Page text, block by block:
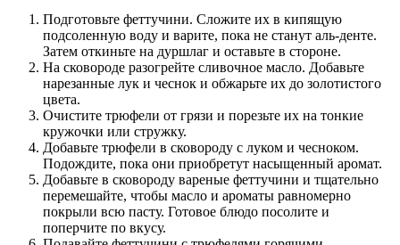
Подготовьте феттучини. Сложите их в кипящую
подсоленную воду и варите, пока не станут аль-денте.
Затем откиньте на дуршлаг и оставьте в стороне.
На сковороде разогрейте сливочное масло. Добавьте
нарезанные лук и чеснок и обжарьте их до золотистого
цвета.
Очистите трюфели от грязи и порезьте их на тонкие
кружочки или стружку.
Добавьте трюфели в сковороду с луком и чесноком.
Подождите, пока они приобретут насыщенный аромат.
Добавьте в сковороду вареные феттучини и тщательно
перемешайте, чтобы масло и ароматы равномерно
покрыли всю пасту. Готовое блюдо посолите и
поперчите по вкусу.